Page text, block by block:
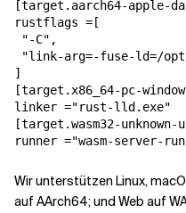
[target.aarch64-apple-
rustflags =[
"-C",
"link-arg=-fuse-ld=/
]
[target.x86_64-pc-
linker ="rust-lld.exe"
[target.wasm32-unknown-
runner ="wasm-server-
Wir unterstützen Linux,
auf AArch64; und Web auf